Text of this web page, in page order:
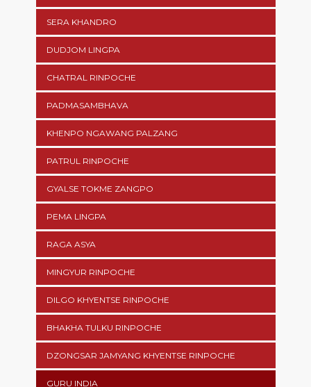
SERA KHANDRO
DUDJOM LINGPA
CHATRAL RINPOCHE
PADMASAMBHAVA
KHENPO NGAWANG PALZANG
PATRUL RINPOCHE
GYALSE TOKME ZANGPO
PEMA LINGPA
RAGA ASYA
MINGYUR RINPOCHE
DILGO KHYENTSE RINPOCHE
BHAKHA TULKU RINPOCHE
DZONGSAR JAMYANG KHYENTSE RINPOCHE
GURU INDIA